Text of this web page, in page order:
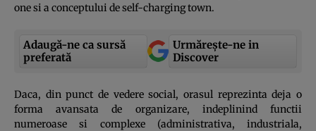
one si a conceptului de self-charging town.
Adaugă-ne ca sursă
preferată
Urmărește-ne in
Discover
Daca, din punct de vedere social, orasul reprezinta deja o
forma avansata de organizare, indeplinind functii
numeroase si complexe (administrativa, industriala,